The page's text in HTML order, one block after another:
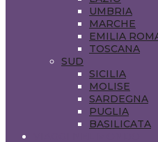
UMBRIA
MARCHE
EMILIA
TOSCANA
SUD
SICILIA
MOLISE
SARDEGNA
PUGLIA
BASILICATA